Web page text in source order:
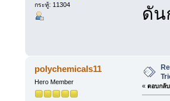
กระทู้: 11304 ดัน
polychemicals11
Hero Member
« ตอบกลั